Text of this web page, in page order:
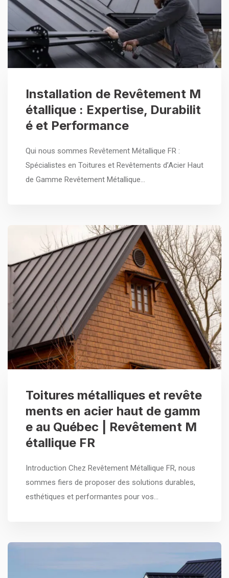
Installation de Revêtement M
étallique : Expertise, Durabilit
é et Performance
Qui nous sommes Revêtement Métallique FR :
Spécialistes en Toitures et Revêtements d’Acier Haut
de Gamme Revêtement Métallique…
Toitures métalliques et revête
ments en acier haut de gamm
e au Québec | Revêtement M
étallique FR
Introduction Chez Revêtement Métallique FR, nous
sommes fiers de proposer des solutions durables,
esthétiques et performantes pour vos…